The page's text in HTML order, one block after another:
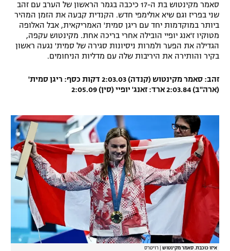
מדיניות פרטיות
רשיון להקרנה פומבית לבית עסק
לוח דרושים – ג'ובנט
תגיות
המגזין
אומנויות לחימה
גיימינג E-Sports
סאמר מקינטוש בת ה-17 כיכבה בגמר הראשון של הערב עם זהב
שני בפריז וגם שיא אולימפי חדש. הקנדית קבעה את הזמן המהיר
ביותר במוקדמות יחד עם ריגן סמית' האמריקאית, אבל האלופה
מטוקיו ז'אנג יופיי הובילה אחרי בריכה אחת. מקינטוש עקפה,
הגדילה את הפער ולמרות ניסיונות סגירה של סמית' נגעה ראשון
בקיר והותירה את היריבות שלה עם מדליות הניחומים.
זהב: סאמר מקינטוש (קנדה) 2:03.03 דקות כסף: ריגן סמית'
(ארה"ב) 2:03.84 ארד: זאנג' יופיי (סין) 2:05.09
איזו כוכבת. סאמר מקינטוש רויטרס